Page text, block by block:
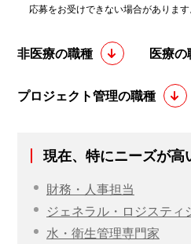
応募をお受けできない場合があります
非医療の職種 医療の
プロジェクト管理の職種
現在、特にニーズが高
財務・人事担当
ジェネラル・ロジスティ
水・衛生管理専門家